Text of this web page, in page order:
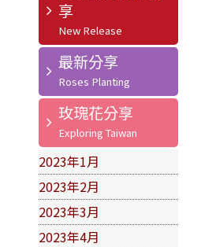
享
最新分享
玫瑰花分享
2023年1月
2023年2月
2023年3月
2023年4月